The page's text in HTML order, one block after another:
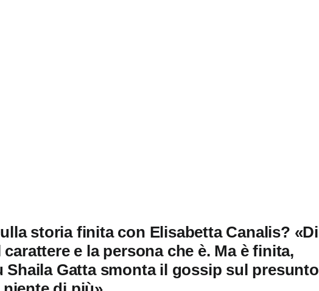
storia finita con Elisabetta Canalis? «Di
e la persona che è. Ma è finita,
Shaila Gatta smonta il gossip sul presunto